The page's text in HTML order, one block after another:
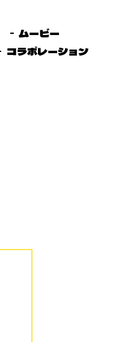
ムービー
コラボレーション